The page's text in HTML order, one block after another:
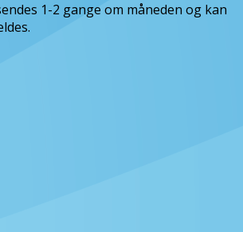
1-2 gange om måneden og kan